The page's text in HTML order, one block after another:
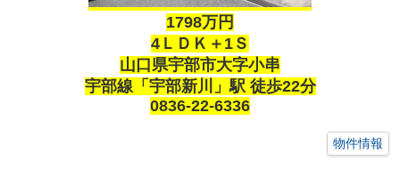
1798万円
4ＬＤＫ＋1Ｓ
山口県宇部市大字小串
宇部線「宇部新川」駅 徒歩22分
0836-22-6336
物件情報